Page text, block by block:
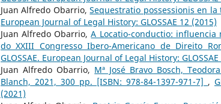
Juan Alfredo Obarrio,Sequestratio possessionis en
European Journal of Legal History: GLOSSAE 12 (2015)
Juan Alfredo Obarrio,A Locatio-conductio: influencia
do XXIII Congresso Ibero-Americano de Direito
GLOSSAE. European Journal of Legal History:
Juan Alfredo Obarrio, Mª José Bravo Bosch,
Blanch, 2021, 300 pp. [ISBN: 978-84-1397-971-7] ,
(2021)